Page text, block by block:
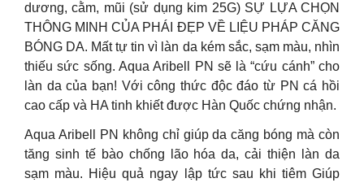
dương, cằm, mũi (sử dụng kim 25G) SỰ LỰA CHỌN
THÔNG MINH CỦA PHÁI ĐẸP VỀ LIỆU PHÁP CĂNG
BÓNG DA. Mất tự tin vì làn da kém sắc, sạm màu, nhìn
thiếu sức sống. Aqua Aribell PN sẽ là “cứu cánh” cho
làn da của bạn! Với công thức độc đáo từ PN cá hồi
cao cấp và HA tinh khiết được Hàn Quốc chứng nhận.
Aqua Aribell PN không chỉ giúp da căng bóng mà còn
tăng sinh tế bào chống lão hóa da, cải thiện làn da
sạm màu. Hiệu quả ngay lập tức sau khi tiêm Giúp